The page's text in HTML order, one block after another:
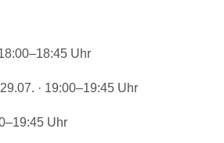
Uhr
· 19:00–19:45 Uhr
Uhr